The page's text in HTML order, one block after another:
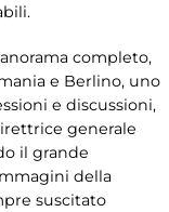
completo,
e Berlino, uno
e discussioni,
generale
il grande
della
suscitato